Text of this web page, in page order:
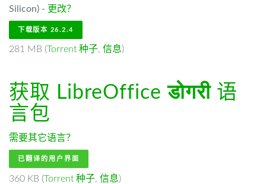
Silicon) - 更改？
下载版本 26.2.4
281 MB (Torrent 种子, 信息)
获取 LibreOfficeडोगरी语
言包
需要其它语言？
已翻译的用户界面
360 KB (Torrent 种子, 信息)